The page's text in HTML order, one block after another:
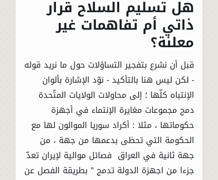
هل تسليم السلاح قرار
ذاتي أم تفاهمات غير
معلنة؟
قبل أن نشرع بتفجير التساؤلات حول ما نريد قوله
- لكن ليس هنا بالتأكيد - نوّد الإشارة بألوان
الإنتباه كلّها ؛ إلى محاولات الولايات المتّحدة
دمج مجموعات مغايرة الإنتماء في أجهزة
حكوماتها ، مثلا : أكراد سوريا الموالون لها مع
الحكومة التي تحظى بدعمها من جهة ، من
جهة ثانية في العراق فصائل موالية لإيران تعدّ
جزءا من اجهزة الدولة تدمج " بطريقة الفصل عن